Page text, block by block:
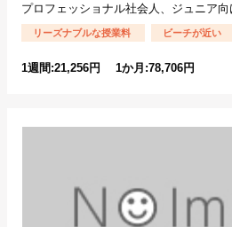
プロフェッショナル社会人、ジュニア
リーズナブルな授業料 ビーチが近い
1週間:21,256円 1か月:78,706円